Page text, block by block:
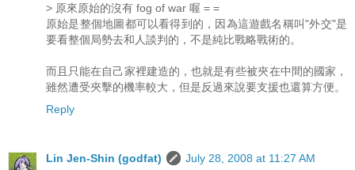
> 原來原始的沒有 fog of war 喔 = =
原始是整個地圖都可以看得到的，因為這遊戲名稱叫"外交"是
要看整個局勢去和人談判的，不是純比戰略戰術的。
而且只能在自己家裡建造的，也就是有些被夾在中間的國家，
雖然遭受夾擊的機率較大，但是反過來說要支援也還算方便。
Reply
Lin Jen-Shin (godfat)
July 28, 2008 at 11:27 AM